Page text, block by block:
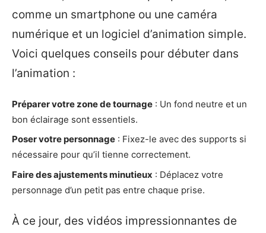
comme un smartphone ou une caméra
numérique et un logiciel d’animation simple.
Voici quelques conseils pour débuter dans
l’animation :
Préparer votre zone de tournage : Un fond neutre et un
bon éclairage sont essentiels.
Poser votre personnage : Fixez-le avec des supports si
nécessaire pour qu’il tienne correctement.
Faire des ajustements minutieux : Déplacez votre
personnage d’un petit pas entre chaque prise.
À ce jour, des vidéos impressionnantes de